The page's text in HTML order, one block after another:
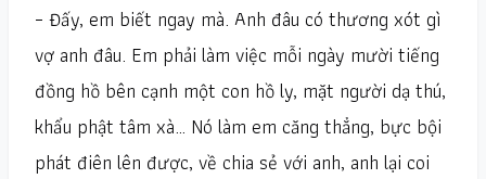
– Đấy, em biết ngay mà. Anh đâu có thương xót gì
vợ anh đâu. Em phải làm việc mỗi ngày mười tiếng
đồng hồ bên cạnh một con hồ ly, mặt người dạ thú,
khẩu phật tâm xà… Nó làm em căng thẳng, bực bội
phát điên lên được, về chia sẻ với anh, anh lại coi